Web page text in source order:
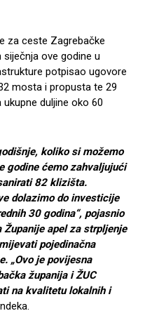
za ceste Zagrebačke
siječnja ove godine u
potpisao ugovore
mosta i propusta te 29
duljine oko 60
koliko si možemo
godine ćemo zahvaljujući
82 klizišta.
dolazimo do investicije
30 godina“, pojasnio
apel za strpljenje
pojedinačna
„Ovo je povijesna
županija i ŽUC
na kvalitetu lokalnih i